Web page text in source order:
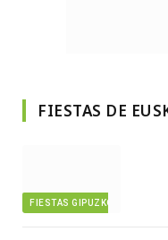
FIESTAS DE
FIESTAS GIPUZKOA